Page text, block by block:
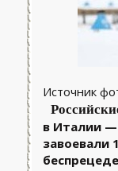
Источник
в Италии —
завоевали